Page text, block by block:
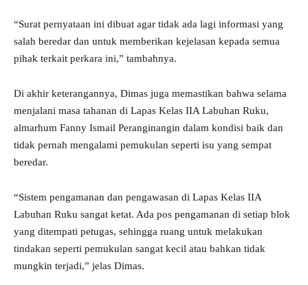
“Surat pernyataan ini dibuat agar tidak ada lagi informasi yang
salah beredar dan untuk memberikan kejelasan kepada semua
pihak terkait perkara ini,” tambahnya.
Di akhir keterangannya, Dimas juga memastikan bahwa selama
menjalani masa tahanan di Lapas Kelas IIA Labuhan Ruku,
almarhum Fanny Ismail Peranginangin dalam kondisi baik dan
tidak pernah mengalami pemukulan seperti isu yang sempat
beredar.
“Sistem pengamanan dan pengawasan di Lapas Kelas IIA
Labuhan Ruku sangat ketat. Ada pos pengamanan di setiap blok
yang ditempati petugas, sehingga ruang untuk melakukan
tindakan seperti pemukulan sangat kecil atau bahkan tidak
mungkin terjadi,” jelas Dimas.